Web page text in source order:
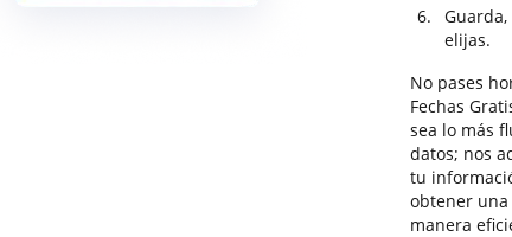
elijas.
No pases
Fechas
sea lo más
datos; nos
tu
obtener
manera